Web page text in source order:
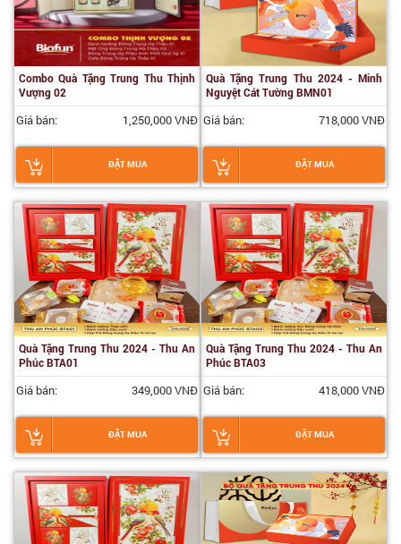
Combo Quà Tặng Trung Thu Thịnh
Vượng 02
Giá bán: 1,250,000 VNĐ
ĐẶT MUA
Quà Tặng Trung Thu 2024 - Minh
Nguyệt Cát Tường BMN01
Giá bán: 718,000 VNĐ
ĐẶT MUA
Quà Tặng Trung Thu 2024 - Thu An
Phúc BTA01
Giá bán: 349,000 VNĐ
ĐẶT MUA
Quà Tặng Trung Thu 2024 - Thu An
Phúc BTA03
Giá bán: 418,000 VNĐ
ĐẶT MUA